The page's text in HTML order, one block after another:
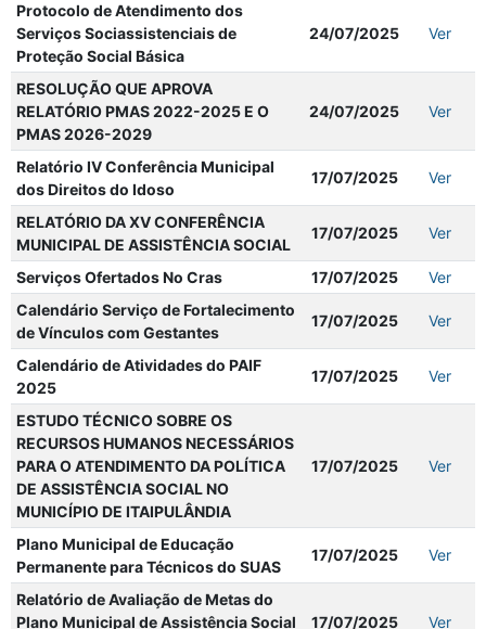
Protocolo de Atendimento dos
Serviços Sociassistenciais de
Proteção Social Básica
24/07/2025 Ver
RESOLUÇÃO QUE APROVA
RELATÓRIO PMAS 2022-2025 E O
PMAS 2026-2029
24/07/2025 Ver
Relatório IV Conferência Municipal
dos Direitos do Idoso
17/07/2025 Ver
RELATÓRIO DA XV CONFERÊNCIA
MUNICIPAL DE ASSISTÊNCIA SOCIAL
17/07/2025 Ver
Serviços Ofertados No Cras 17/07/2025
Ver
Calendário Serviço de Fortalecimento
de Vínculos com Gestantes
17/07/2025 Ver
Calendário de Atividades do PAIF
2025
17/07/2025 Ver
ESTUDO TÉCNICO SOBRE OS
RECURSOS HUMANOS NECESSÁRIOS
PARA O ATENDIMENTO DA POLÍTICA
DE ASSISTÊNCIA SOCIAL NO
MUNICÍPIO DE ITAIPULÂNDIA
17/07/2025 Ver
Plano Municipal de Educação
Permanente para Técnicos do SUAS
17/07/2025 Ver
Relatório de Avaliação de Metas do
Plano Municipal de Assistência Social
17/07/2025 Ver